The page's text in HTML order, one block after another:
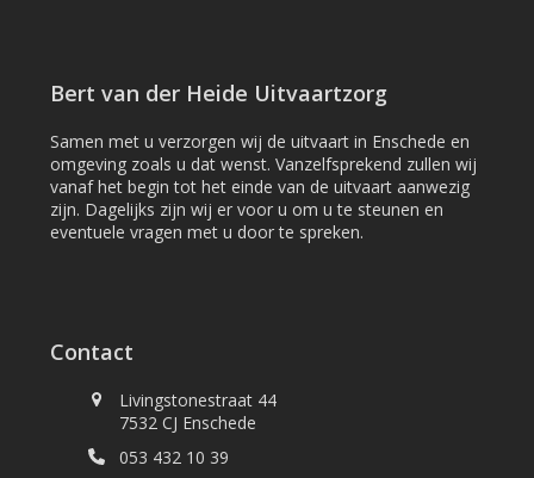
Bert van der Heide Uitvaartzorg
Samen met u verzorgen wij de uitvaart in Enschede en
omgeving zoals u dat wenst. Vanzelfsprekend zullen wij
vanaf het begin tot het einde van de uitvaart aanwezig
zijn. Dagelijks zijn wij er voor u om u te steunen en
eventuele vragen met u door te spreken.
Contact
Livingstonestraat 44
7532 CJ Enschede
053 432 10 39